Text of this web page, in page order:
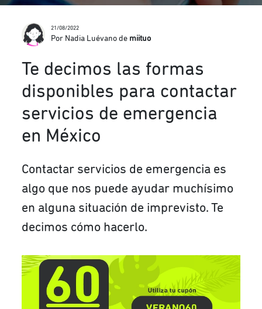
21/08/2022
Por Nadia Luévano de miituo
Te decimos las formas
disponibles para contactar
servicios de emergencia
en México
Contactar servicios de emergencia es
algo que nos puede ayudar muchísimo
en alguna situación de imprevisto. Te
decimos cómo hacerlo.